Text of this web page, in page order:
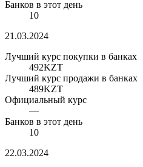
Банков в этот день
10
21.03.2024
Лучший курс покупки в банках
492KZT
Лучший курс продажи в банках
489KZT
Официальный курс
—
Банков в этот день
10
22.03.2024